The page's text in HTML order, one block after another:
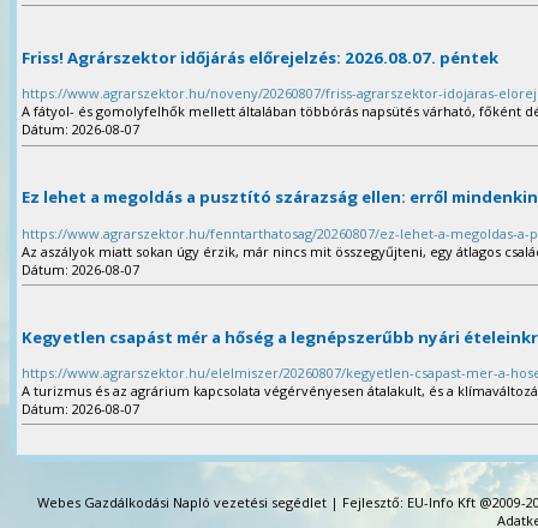
Friss! Agrárszektor időjárás előrejelzés: 2026.08.07. péntek
https://www.agrarszektor.hu/noveny/20260807/friss-agrarszektor-idojaras-
A fátyol- és gomolyfelhők mellett általában többórás napsütés várható, főként
Dátum: 2026-08-07
Ez lehet a megoldás a pusztító szárazság ellen: erről
https://www.agrarszektor.hu/fenntarthatosag/20260807/ez-lehet-a-megoldas-
Az aszályok miatt sokan úgy érzik, már nincs mit összegyűjteni, egy átlagos
Dátum: 2026-08-07
Kegyetlen csapást mér a hőség a legnépszerűbb nyári
https://www.agrarszektor.hu/elelmiszer/20260807/kegyetlen-csapast-mer-a-
A turizmus és az agrárium kapcsolata végérvényesen átalakult, és a
Dátum: 2026-08-07
Webes Gazdálkodási Napló vezetési segédlet | Fejlesztő: EU-Info Kft